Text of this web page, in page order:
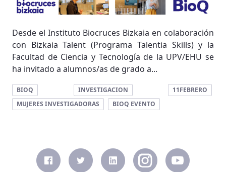
Desde el Instituto Biocruces Bizkaia en colaboración
con Bizkaia Talent (Programa Talentia Skills) y la
Facultad de Ciencia y Tecnología de la UPV/EHU se
ha invitado a alumnos/as de grado a...
BIOQ INVESTIGACION
11FEBRERO
MUJERES INVESTIGADORAS
BIOQ EVENTO